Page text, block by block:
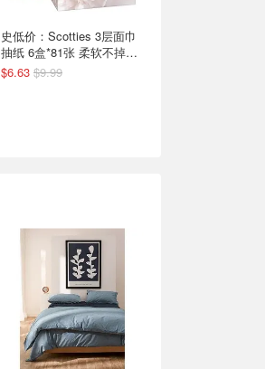
史低价：Scotties 3层面巾
抽纸 6盒*81张 柔软不掉纸
屑
$6.63 $9.99
Costco 8月海报抢先看
AirPods Pro$279 苏打洗衣
粉减$40
当日配送满$50立减$15！！